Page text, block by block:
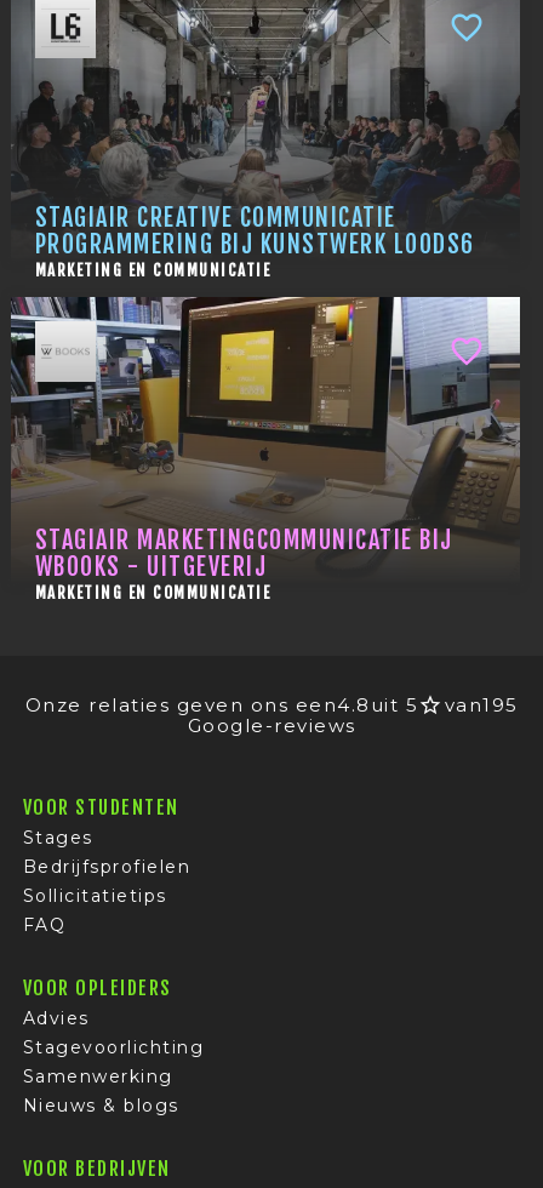
STAGIAIR CREATIVE COMMUNICATIE
PROGRAMMERING BIJ KUNSTWERK LOODS6
MARKETING EN COMMUNICATIE
STAGIAIR MARKETINGCOMMUNICATIE BIJ
WBOOKS - UITGEVERIJ
MARKETING EN COMMUNICATIE
Onze relaties geven ons een4.8 uit 5 van195
Google-reviews
VOOR STUDENTEN
Stages
Bedrijfsprofielen
Sollicitatietips
FAQ
VOOR OPLEIDERS
Advies
Stagevoorlichting
Samenwerking
Nieuws & blogs
VOOR BEDRIJVEN